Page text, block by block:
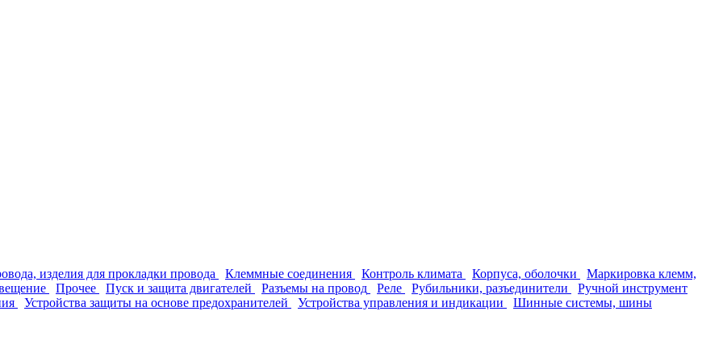
изделия для прокладки провода Клеммные соединения Контроль климата Корпуса, оболочки
Маркировка клемм,
Прочее Пуск и защита двигателей Разъемы на провод Реле Рубильники, разъединители
Ручной инструмент
Устройства защиты на основе предохранителей Устройства управления и индикации
Шинные системы, шины